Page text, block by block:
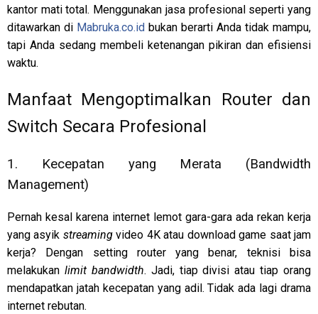
kantor mati total. Menggunakan jasa profesional seperti yang
ditawarkan di Mabruka.co.id bukan berarti Anda tidak mampu,
tapi Anda sedang membeli ketenangan pikiran dan efisiensi
waktu.
Manfaat Mengoptimalkan Router dan
Switch Secara Profesional
1. Kecepatan yang Merata (Bandwidth
Management)
Pernah kesal karena internet lemot gara-gara ada rekan kerja
yang asyik streamingvideo 4K atau download game saat jam
kerja? Dengan setting router yang benar, teknisi bisa
melakukan limit bandwidth. Jadi, tiap divisi atau tiap orang
mendapatkan jatah kecepatan yang adil. Tidak ada lagi drama
internet rebutan.